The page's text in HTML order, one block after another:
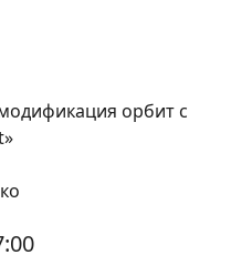
орбит с